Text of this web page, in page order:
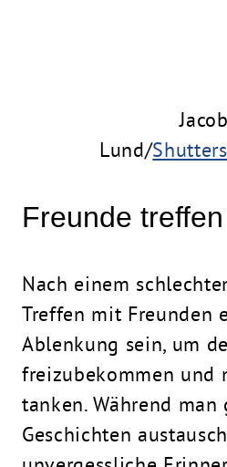
Jacob
Lund/
Freunde treffen
Nach einem
Treffen mit Freunden
Ablenkung sein, um
freizubekommen und
tanken. Während
Geschichten